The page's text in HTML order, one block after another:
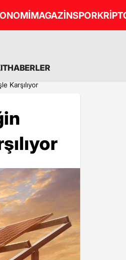
MAGAZİNSPOR
HABERLER
Karşılıyor